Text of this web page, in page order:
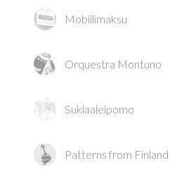
Mobiilimaksu
Orquestra Montuno
Suklaaleipomo
Patterns from Finland